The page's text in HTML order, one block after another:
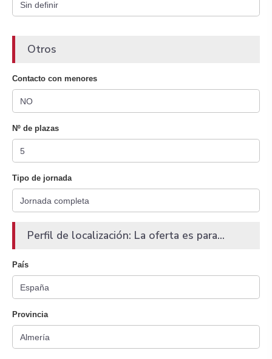
Otros
Contacto con menores
Nº de plazas
Tipo de jornada
Perfil de localización: La oferta es para...
País
Provincia